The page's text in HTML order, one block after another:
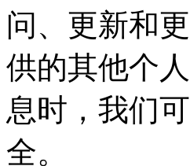
问、更新和
供的其他个
息时，我们
全。